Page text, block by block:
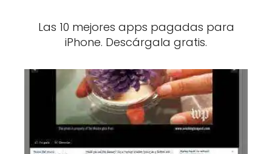
Las 10 mejores apps pagadas para
iPhone. Descárgala gratis.